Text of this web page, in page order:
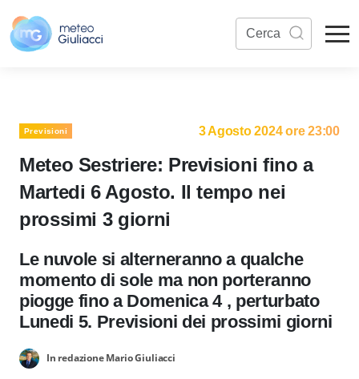
Previsioni 3 Agosto 2024 ore 23:00
Meteo Sestriere: Previsioni fino a
Martedi 6 Agosto. Il tempo nei
prossimi 3 giorni
Le nuvole si alterneranno a qualche
momento di sole ma non porteranno
piogge fino a Domenica 4 , perturbato
Lunedi 5. Previsioni dei prossimi giorni
In redazione Mario Giuliacci